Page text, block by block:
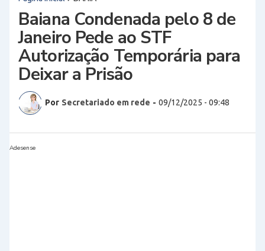
Baiana Condenada pelo 8 de
Janeiro Pede ao STF
Autorização Temporária para
Deixar a Prisão
Por Secretariado em rede - 09/12/2025 - 09:48
Adesense